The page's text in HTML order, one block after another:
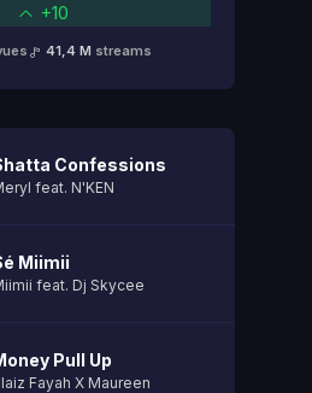
+10
41,4 M streams
Confessions
feat. N'KEN
Miimii
feat. Dj Skycee
Pull Up
Fayah X Maureen